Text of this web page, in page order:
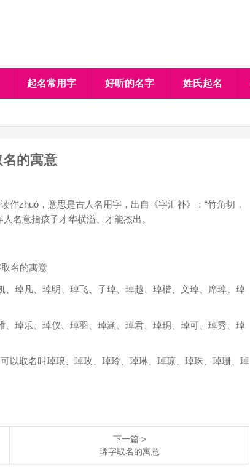
起名常用字 好听的名字 姓氏起名
的寓意
zhuó，意思是古人名用字，出自《字汇补》：“竹角切，
名意指孩子才华横溢、才能杰出。
、琸凡、琸明、琸飞、子琸、琸越、琸楷、文琸、席琸、琸
、琸乐、琸仪、琸羽、琸涵、琸君、琸玥、琸可、琸秀、琸
取名叫琸琅、琸玫、琸玲、琸琳、琸琼、琸珠、琸珊、琸
下一篇 >
琋字取名的寓意